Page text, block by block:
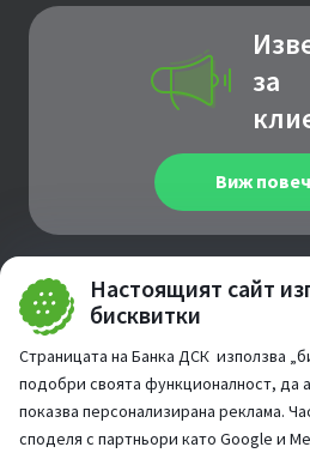
Настоящият сайт
бисквитки
Страницата на Банка ДСК използва
подобри своята функционалност, да
показва персонализирана реклама.
споделя с партньори като Google и
за
Виж
с
Виж повече